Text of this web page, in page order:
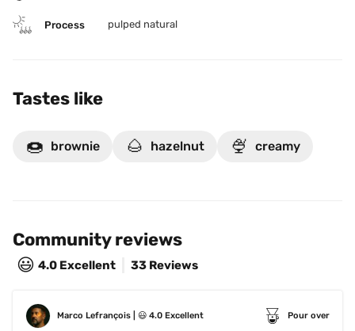
Process pulped natural
Tastes like
🍩 brownie 🌰 hazelnut 🍨 creamy
Community reviews
😃 4.0 Excellent 33 Reviews
Marco Lefrançois 😃 4.0 Excellent Pour over